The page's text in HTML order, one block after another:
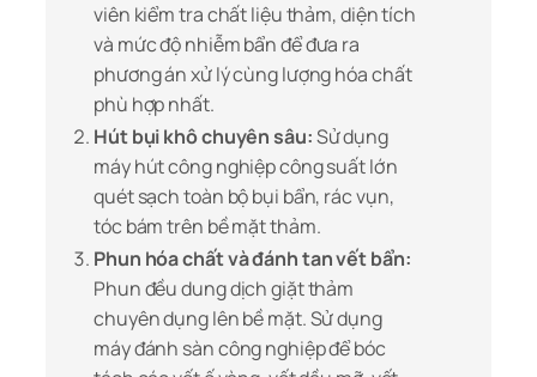
viên kiểm tra chất liệu thảm, diện tích
và mức độ nhiễm bẩn để đưa ra
phương án xử lý cùng lượng hóa chất
phù hợp nhất.
Hút bụi khô chuyên sâu:Sử dụng
máy hút công nghiệp công suất lớn
quét sạch toàn bộ bụi bẩn, rác vụn,
tóc bám trên bề mặt thảm.
Phun hóa chất và đánh tan vết bẩn:
Phun đều dung dịch giặt thảm
chuyên dụng lên bề mặt. Sử dụng
máy đánh sàn công nghiệp để bóc